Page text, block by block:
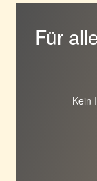
Für
Kein